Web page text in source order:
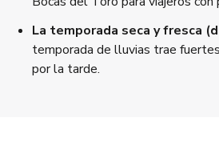
La temporada seca y fresca
temporada de lluvias trae
por la tarde.